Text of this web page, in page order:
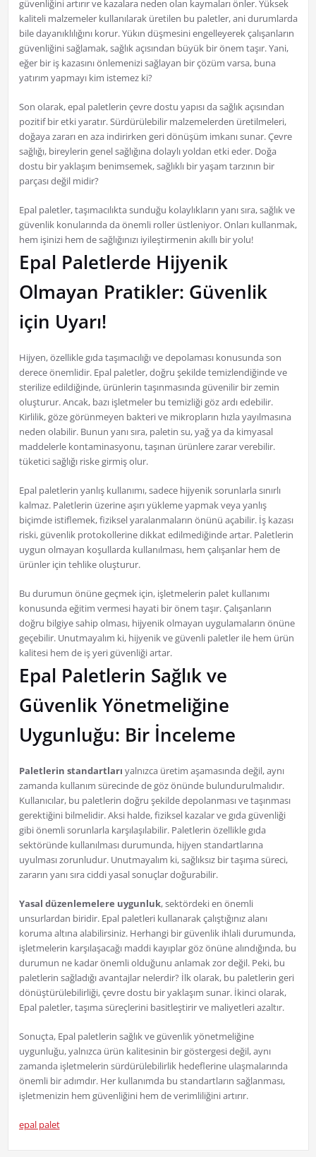
güvenliğini artırır ve kazalara neden olan kaymaları önler. Yüksek
kaliteli malzemeler kullanılarak üretilen bu paletler, ani durumlarda
bile dayanıklılığını korur. Yükın düşmesini engelleyerek çalışanların
güvenliğini sağlamak, sağlık açısından büyük bir önem taşır. Yani,
eğer bir iş kazasını önlemenizi sağlayan bir çözüm varsa, buna
yatırım yapmayı kim istemez ki?
Son olarak, epal paletlerin çevre dostu yapısı da sağlık açısından
pozitif bir etki yaratır. Sürdürülebilir malzemelerden üretilmeleri,
doğaya zararı en aza indirirken geri dönüşüm imkanı sunar. Çevre
sağlığı, bireylerin genel sağlığına dolaylı yoldan etki eder. Doğa
dostu bir yaklaşım benimsemek, sağlıklı bir yaşam tarzının bir
parçası değil midir?
Epal paletler, taşımacılıkta sunduğu kolaylıkların yanı sıra, sağlık ve
güvenlik konularında da önemli roller üstleniyor. Onları kullanmak,
hem işinizi hem de sağlığınızı iyileştirmenin akıllı bir yolu!
Epal Paletlerde Hijyenik
Olmayan Pratikler: Güvenlik
için Uyarı!
Hijyen, özellikle gıda taşımacılığı ve depolaması konusunda son
derece önemlidir. Epal paletler, doğru şekilde temizlendiğinde ve
sterilize edildiğinde, ürünlerin taşınmasında güvenilir bir zemin
oluşturur. Ancak, bazı işletmeler bu temizliği göz ardı edebilir.
Kirlilik, göze görünmeyen bakteri ve mikropların hızla yayılmasına
neden olabilir. Bunun yanı sıra, paletin su, yağ ya da kimyasal
maddelerle kontaminasyonu, taşınan ürünlere zarar verebilir.
tüketici sağlığı riske girmiş olur.
Epal paletlerin yanlış kullanımı, sadece hijyenik sorunlarla sınırlı
kalmaz. Paletlerin üzerine aşırı yükleme yapmak veya yanlış
biçimde istiflemek, fiziksel yaralanmaların önünü açabilir. İş kazası
riski, güvenlik protokollerine dikkat edilmediğinde artar. Paletlerin
uygun olmayan koşullarda kullanılması, hem çalışanlar hem de
ürünler için tehlike oluşturur.
Bu durumun önüne geçmek için, işletmelerin palet kullanımı
konusunda eğitim vermesi hayati bir önem taşır. Çalışanların
doğru bilgiye sahip olması, hijyenik olmayan uygulamaların önüne
geçebilir. Unutmayalım ki, hijyenik ve güvenli paletler ile hem ürün
kalitesi hem de iş yeri güvenliği artar.
Epal Paletlerin Sağlık ve
Güvenlik Yönetmeliğine
Uygunluğu: Bir İnceleme
Paletlerin standartları yalnızca üretim aşamasında değil, aynı
zamanda kullanım sürecinde de göz önünde bulundurulmalıdır.
Kullanıcılar, bu paletlerin doğru şekilde depolanması ve taşınması
gerektiğini bilmelidir. Aksi halde, fiziksel kazalar ve gıda güvenliği
gibi önemli sorunlarla karşılaşılabilir. Paletlerin özellikle gıda
sektöründe kullanılması durumunda, hijyen standartlarına
uyulması zorunludur. Unutmayalım ki, sağlıksız bir taşıma süreci,
zararın yanı sıra ciddi yasal sonuçlar doğurabilir.
Yasal düzenlemelere uygunluk, sektördeki en önemli
unsurlardan biridir. Epal paletleri kullanarak çalıştığınız alanı
koruma altına alabilirsiniz. Herhangi bir güvenlik ihlali durumunda,
işletmelerin karşılaşacağı maddi kayıplar göz önüne alındığında, bu
durumun ne kadar önemli olduğunu anlamak zor değil. Peki, bu
paletlerin sağladığı avantajlar nelerdir? İlk olarak, bu paletlerin geri
dönüştürülebilirliği, çevre dostu bir yaklaşım sunar. İkinci olarak,
Epal paletler, taşıma süreçlerini basitleştirir ve maliyetleri azaltır.
Sonuçta, Epal paletlerin sağlık ve güvenlik yönetmeliğine
uygunluğu, yalnızca ürün kalitesinin bir göstergesi değil, aynı
zamanda işletmelerin sürdürülebilirlik hedeflerine ulaşmalarında
önemli bir adımdır. Her kullanımda bu standartların sağlanması,
işletmenizin hem güvenliğini hem de verimliliğini artırır.
epal palet